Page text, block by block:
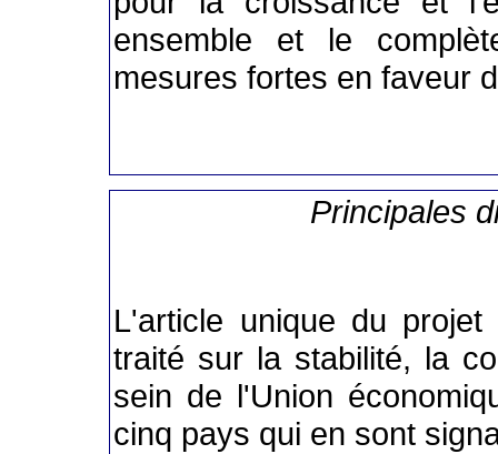
ensemble et le
mesures fortes en faveur
Principales
L'article unique du
traité sur la stabilité, la
sein de l'Union
cinq pays qui en sont